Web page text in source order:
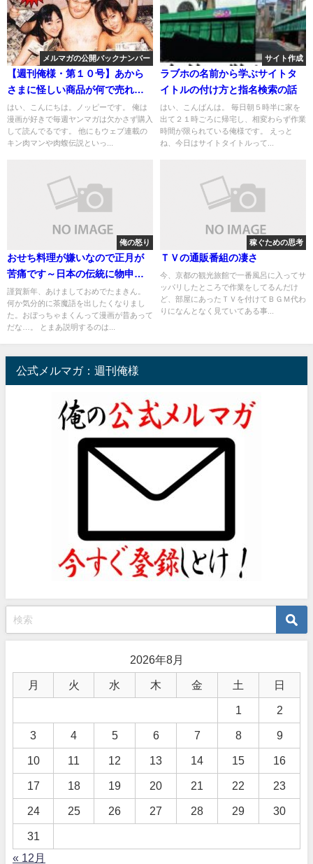
メルマガの公開バックナンバー
【週刊俺様・第１０号】あから
さまに怪しい商品が何で売れる
のか？の謎
はい、こんにちは。ノッピーです。 俺は
漫画が好きで毎週ヤンマガは欠かさず購入
して読んでるです。 他にもウェブ連載の
キン肉マンや肉蝮伝説といっ...
サイト作成
ラブホの名前から学ぶサイトタ
イトルの付け方と指名検索の話
はい、こんばんは。 毎日朝５時半に家を
出て２１時ごろに帰宅し、相変わらず作業
時間が限られている俺様です。 えっと
ね、今日はサイトタイトルって...
俺の怒り
おせち料理が嫌いなので正月が
苦痛です～日本の伝統に物申し
たい～
謹賀新年、あけましておめでたまきん。
何か気分的に茶魔語を出したくなりまし
た。おぼっちゃまくんって漫画が昔あって
だな…。 とまあ説明するのは...
稼ぐための思考
ＴＶの通販番組の凄さ
今、京都の観光旅館で一番風呂に入ってサ
ッパリしたところで作業をしてるんだけ
ど、部屋にあったＴＶを付けてＢＧＭ代わ
りになんとなく見ていてある事...
公式メルマガ：週刊俺様
2026年8月
月 火 水 木 金 土 日
1 2
3 4 5 6 7 8 9
10 11 12 13 14 15 16
17 18 19 20 21 22 23
24 25 26 27 28 29 30
31
« 12月